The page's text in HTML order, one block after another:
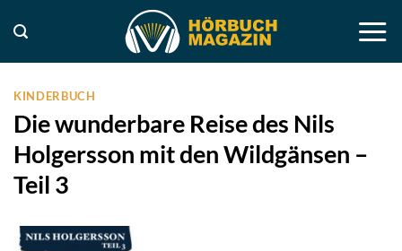
Inhalt
springen
KINDERBUCH
Die wunderbare Reise des Nils
Holgersson mit den Wildgänsen –
Teil 3